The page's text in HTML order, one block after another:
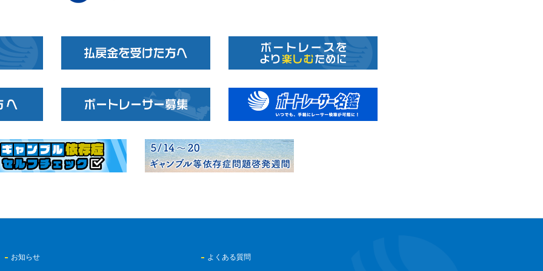
お知らせ よくある質問